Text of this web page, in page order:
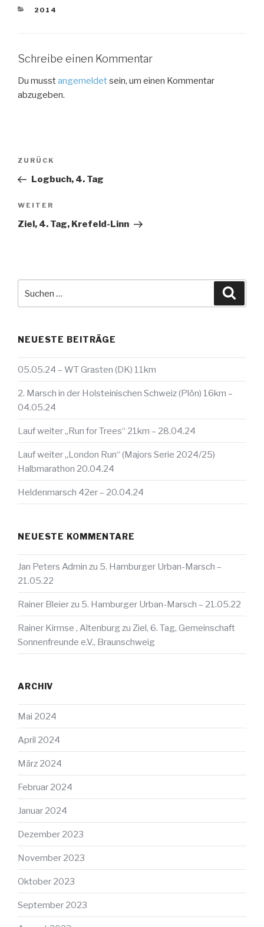
KATEGORIEN
2014
Schreibe einen Kommentar
Du musstangemeldetsein, um einen Kommentar
abzugeben.
Beitragsnavigation
Vorheriger
Beitrag
ZURÜCK
Logbuch, 4. Tag
Nächster
Beitrag
WEITER
Ziel, 4. Tag, Krefeld-Linn
NEUESTE BEITRÄGE
05.05.24 – WT Grasten (DK) 11km
2. Marsch in der Holsteinischen Schweiz (Plön) 16km –
04.05.24
Lauf weiter „Run for Trees“ 21km – 28.04.24
Lauf weiter „London Run“ (Majors Serie 2024/25)
Halbmarathon 20.04.24
Heldenmarsch 42er – 20.04.24
NEUESTE KOMMENTARE
Jan Peters Admin zu 5. Hamburger Urban-Marsch –
21.05.22
Rainer Bleierzu 5. Hamburger Urban-Marsch – 21.05.22
Rainer Kirmse , Altenburgzu Ziel, 6. Tag, Gemeinschaft
Sonnenfreunde e.V., Braunschweig
ARCHIV
Mai 2024
April 2024
März 2024
Februar 2024
Januar 2024
Dezember 2023
November 2023
Oktober 2023
September 2023